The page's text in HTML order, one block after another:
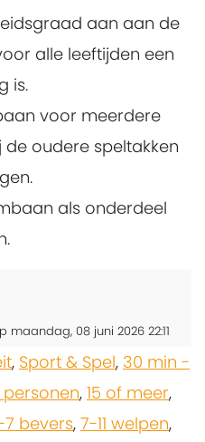
aan aan de
alle leeftijden een
is.
voor meerdere
oudere speltakken
als onderdeel
08 juni 2026 22:11
, Sport & Spel, 30 min -
personen, 15 of meer,
7 bevers, 7-11 welpen,